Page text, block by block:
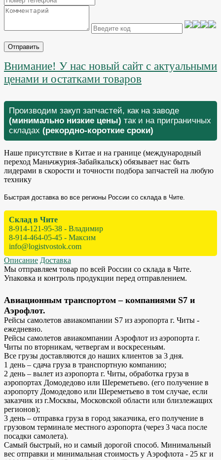
Отправить
Внимание! У нас новый сайт с актуальными
ценами и остатками товаров
Производим закуп запчастей, как на заводе
(минимально низкие цены) так и на приграничных
складах (рекордно-короткие сроки)
Наше присутствие в Китае и на границе (международный
переход Маньчжурия-Забайкальск) обязывает нас быть
лидерами в скорости и точности подбора запчастей на любую
технику
Быстрая доставка во все регионы России со склада в Чите.
Склад в Чите
8-914-121-95-38 - Владимир
8-914-464-05-45 - Максим
info@logistvostok.com
Описание Доставка
Мы отправляем товар по всей России со склада в Чите.
Упаковка и контроль продукции перед отправлением.
Авиационным транспортом – компаниями S7 и
Аэрофлот.
Рейсы самолетов авиакомпании S7 из аэропорта г. Читы -
ежедневно.
Рейсы самолетов авиакомпании Аэрофлот из аэропорта г.
Читы по вторникам, четвергам и воскресеньям.
Все грузы доставляются до наших клиентов за 3 дня.
1 день – сдача груза в транспортную компанию;
2 день – вылет из аэропорта г. Читы, обработка груза в
аэропортах Домодедово или Шереметьево. (его получение в
аэропорту Домодедово или Шереметьево в том случае, если
заказчик из г.Москвы, Московской области или близлежащих
регионов);
3 день – отправка груза в город заказчика, его получение в
грузовом терминале местного аэропорта (через 3 часа после
посадки самолета).
Самый быстрый, но и самый дорогой способ. Минимальный
вес отправки и минимальная стоимость у Аэрофлота - 25 кг и